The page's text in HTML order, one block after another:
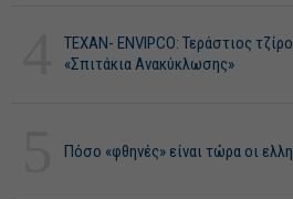
ΤΕΧΑΝ- ENVIPCO: Τεράστιος
«Σπιτάκια Ανακύκλωσης»
Πόσο «φθηνές» είναι τώρα οι